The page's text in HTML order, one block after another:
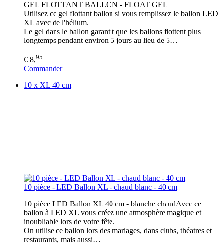
GEL FLOTTANT BALLON - FLOAT GEL
Utilisez ce gel flottant ballon si vous remplissez le ballon LED
XL avec de l'hélium.
Le gel dans le ballon garantit que les ballons flottent plus
longtemps pendant environ 5 jours au lieu de 5…
€ 8,95
Commander
10 x XL 40 cm
10 pièce - LED Ballon XL - chaud blanc - 40 cm
10 pièce LED Ballon XL 40 cm - blanche chaudAvec ce
ballon à LED XL vous créez une atmosphère magique et
inoubliable lors de votre fête.
On utilise ce ballon lors des mariages, dans clubs, théatres et
restaurants, mais aussi…